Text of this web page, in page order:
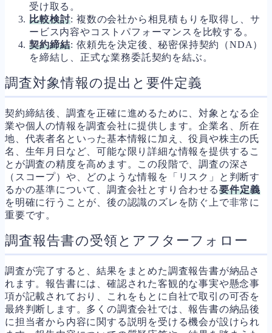
受け取る。
比較検討: 複数の会社から相見積もりを取得し、サ
ービス内容やコストパフォーマンスを比較する。
契約締結: 依頼先を決定後、秘密保持契約（NDA）
を締結し、正式な業務委託契約を結ぶ。
調査対象情報の提出と要件定義
契約締結後、調査を正確に進めるために、対象となる企
業や個人の情報を調査会社に提供します。企業名、所在
地、代表者名といった基本情報に加え、役員や株主の氏
名、生年月日など、可能な限り詳細な情報を提供するこ
とが調査の精度を高めます。この段階で、調査の深さ
（スコープ）や、どのような情報を「リスク」と判断す
るかの基準について、調査会社とすり合わせる要件定義
を明確に行うことが、後の認識のズレを防ぐ上で非常に
重要です。
調査報告書の受領とアフターフォロー
調査が完了すると、結果をまとめた調査報告書が納品さ
れます。報告書には、確認された客観的な事実や懸念事
項が記載されており、これをもとに自社で取引の可否を
最終判断します。多くの調査会社では、報告書の納品後
に担当者から内容に関する説明を受ける機会が設けられ